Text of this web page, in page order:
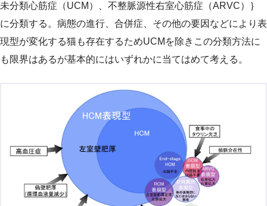
未分類心筋症（UCM）、不整脈源性右室心筋症（ARVC）｝
に分類する。病態の進行、合併症、その他の要因などにより表
現型が変化する猫も存在するためUCMを除きこの分類方法に
も限界はあるが基本的にはいずれかに当てはめて考える。